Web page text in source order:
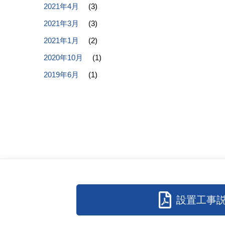
2021年4月
(3)
2021年3月
(3)
2021年1月
(2)
2020年10月
(1)
2019年6月
(1)
設置工事